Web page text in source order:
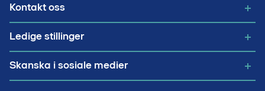
Kontakt oss
Ledige stillinger
Skanska i sosiale medier